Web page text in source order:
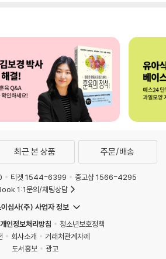
최근 본 상품 주문/배송
티켓 1544-6399
중고샵 1566-4295
1:1문의/채팅상담
십사(주) 사업자 정보
개인정보처리방침
청소년보호정책
회사소개
거래처관계자께
도서홍보
광고